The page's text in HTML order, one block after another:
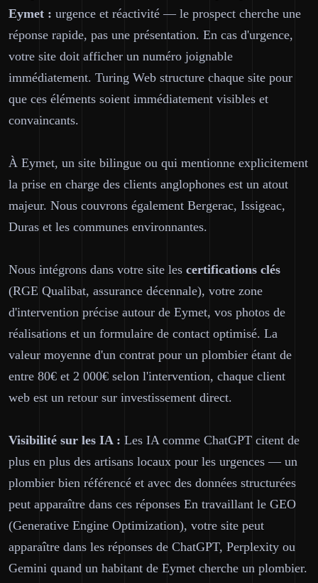
Eymet : urgence et réactivité — le prospect cherche une
réponse rapide, pas une présentation. En cas d'urgence,
votre site doit afficher un numéro joignable
immédiatement. Turing Web structure chaque site pour
que ces éléments soient immédiatement visibles et
convaincants.
À Eymet, un site bilingue ou qui mentionne explicitement
la prise en charge des clients anglophones est un atout
majeur. Nous couvrons également Bergerac, Issigeac,
Duras et les communes environnantes.
Nous intégrons dans votre site les certifications clés
(RGE Qualibat, assurance décennale), votre zone
d'intervention précise autour de Eymet, vos photos de
réalisations et un formulaire de contact optimisé. La
valeur moyenne d'un contrat pour un plombier étant de
entre 80€ et 2 000€ selon l'intervention, chaque client
web est un retour sur investissement direct.
Visibilité sur les IA : Les IA comme ChatGPT citent de
plus en plus des artisans locaux pour les urgences — un
plombier bien référencé et avec des données structurées
peut apparaître dans ces réponses En travaillant le GEO
(Generative Engine Optimization), votre site peut
apparaître dans les réponses de ChatGPT, Perplexity ou
Gemini quand un habitant de Eymet cherche un plombier.